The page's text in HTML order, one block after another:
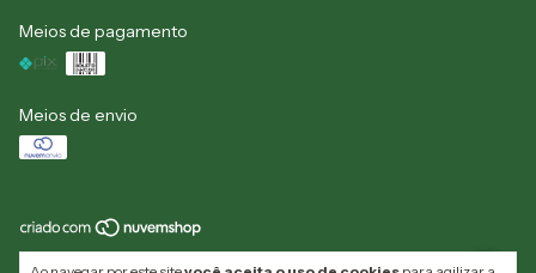
Meios de pagamento
Meios de envio
Copyright Selva Military: Vestuário Tático, Calçados, Camping e muito mais! -